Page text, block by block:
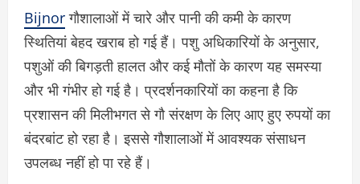
Bijnorगौशालाओं में चारे और पानी की कमी के कारण
स्थितियां बेहद खराब हो गई हैं। पशु अधिकारियों के अनुसार,
पशुओं की बिगड़ती हालत और कई मौतों के कारण यह समस्या
और भी गंभीर हो गई है। प्रदर्शनकारियों का कहना है कि
प्रशासन की मिलीभगत से गौ संरक्षण के लिए आए हुए रुपयों का
बंदरबांट हो रहा है। इससे गौशालाओं में आवश्यक संसाधन
उपलब्ध नहीं हो पा रहे हैं।